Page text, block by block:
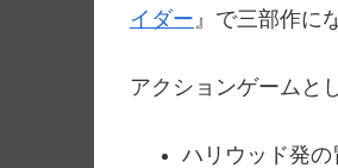
イダー 』で三部作に
アクションゲームと
ハリウッド発